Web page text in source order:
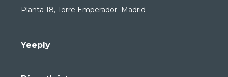
Planta 18, Torre Emperador Madrid
Yeeply